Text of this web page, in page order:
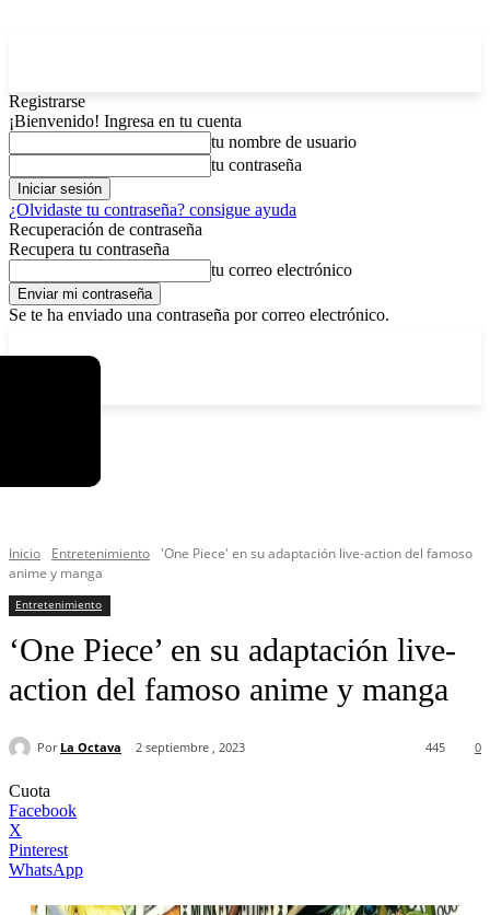
Registrarse
¡Bienvenido! Ingresa en tu cuenta
tu nombre de usuario
tu contraseña
¿Olvidaste tu contraseña? consigue ayuda
Recuperación de contraseña
Recupera tu contraseña
tu correo electrónico
Se te ha enviado una contraseña por correo electrónico.
Inicio Entretenimiento 'One Piece' en su adaptación live-action del famoso
anime y manga
Entretenimiento
‘One Piece’ en su adaptación live-
action del famoso anime y manga
Por La Octava 2 septiembre , 2023 0
445
Cuota
Facebook
X
Pinterest
WhatsApp